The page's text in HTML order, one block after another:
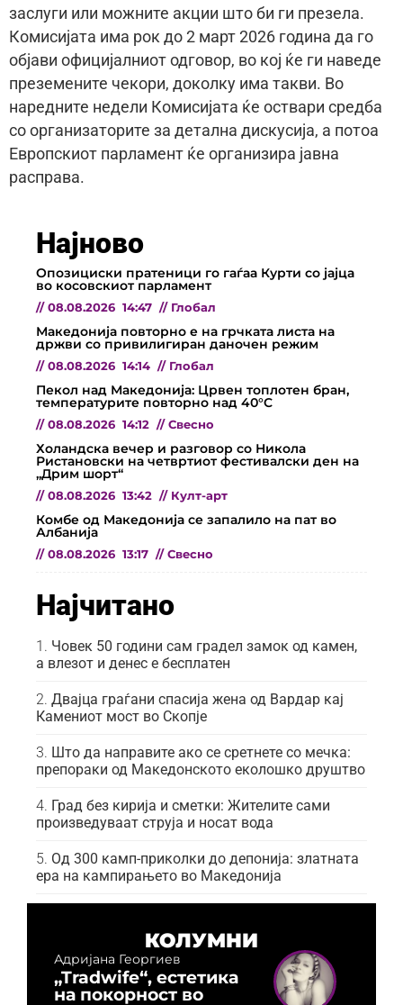
заслуги или можните акции што би ги презела.
Комисијата има рок до 2 март 2026 година да го
објави официјалниот одговор, во кој ќе ги наведe
преземените чекори, доколку има такви. Во
наредните недели Комисијата ќе оствари средба
со организаторите за детална дискусија, а потоа
Европскиот парламент ќе организира јавна
расправа.
Најново
Опозициски пратеници го гаѓаа Курти со јајца
во косовскиот парламент
// 08.08.2026 14:47 // Глобал
Македонија повторно е на грчката листа на
држви со привилигиран даночен режим
// 08.08.2026 14:14 // Глобал
Пекол над Македонија: Црвен топлотен бран,
температурите повторно над 40°C
// 08.08.2026 14:12 // Свесно
Холандска вечер и разговор со Никола
Ристановски на четвртиот фестивалски ден на
„Дрим шорт“
// 08.08.2026 13:42 // Култ-арт
Комбе од Македонија се запалило на пат во
Албанија
// 08.08.2026 13:17 // Свесно
Најчитано
Човек 50 години сам градел замок од камен,
а влезот и денес е бесплатен
Двајца граѓани спасија жена од Вардар кај
Камениот мост во Скопје
Што да направите ако се сретнете со мечка:
препораки од Македонското еколошко друштво
Град без кирија и сметки: Жителите сами
произведуваат струја и носат вода
Од 300 камп-приколки до депонија: златната
ера на кампирањето во Македонија
КОЛУМНИ
Адријана Георгиев
„Tradwife“, естетика
на покорност во